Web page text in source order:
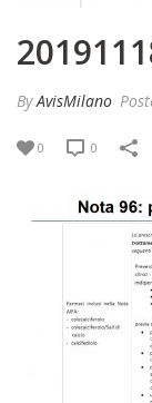
ByAvisMilano
0 0